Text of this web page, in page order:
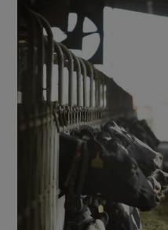
奶蛋豆・五穀
蛋
肉品・水產
水畜加工品
海鮮
蔬食
料理方式
烘焙．點心
把最好的台灣味帶回家！
防災用品預購圓滿結束
2026年端午節預購圓滿結束
更多預購活動
傳到心坎裡，誠心又澎派
合作25-經典快閃最後一週
觀點文章
主婦食堂
社內大小事
產品故事
樂齡生活
關注議題
關於合作社
認識合作社
關於我們
合作社組織
產品檢驗
重要公告